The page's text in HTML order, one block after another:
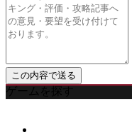
ゲームを探す